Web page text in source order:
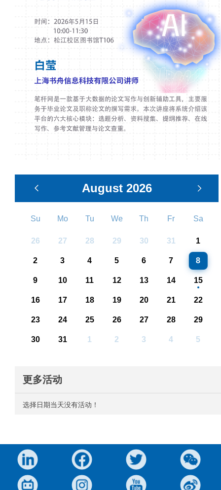
August 2026
Su Mo Tu We Th Fr Sa
26 27 28 29 30 31 1
2 3 4 5 6 7 8
9 10 11 12 13 14 15
16 17 18 19 20 21 22
23 24 25 26 27 28 29
30 31 1 2 3 4 5
更多活动
选择日期当天没有活动！